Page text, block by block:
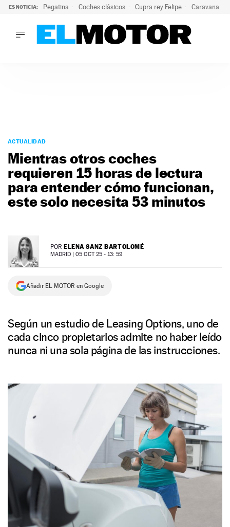
ES NOTICIA: Pegatina Coches clásicos Cupra rey Felipe Caravana
PODCAST
MOTOS
TECNOLOGÍA
SUPERCOCHES
MOTORTV
NEWSLETTER
ACTUALIDAD
Mientras otros coches
requieren 15 horas de lectura
para entender cómo funcionan,
este solo necesita 53 minutos
POR ELENA SANZ BARTOLOMÉ
MADRID | 05 OCT 25 - 13: 59
Añadir EL MOTOR en Google
Según un estudio de Leasing Options, uno de
cada cinco propietarios admite no haber leído
nunca ni una sola página de las instrucciones.